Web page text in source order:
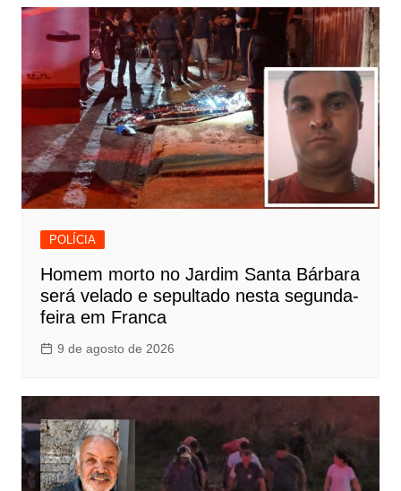
POLÍCIA
Homem morto no Jardim Santa Bárbara
será velado e sepultado nesta segunda-
feira em Franca
9 de agosto de 2026